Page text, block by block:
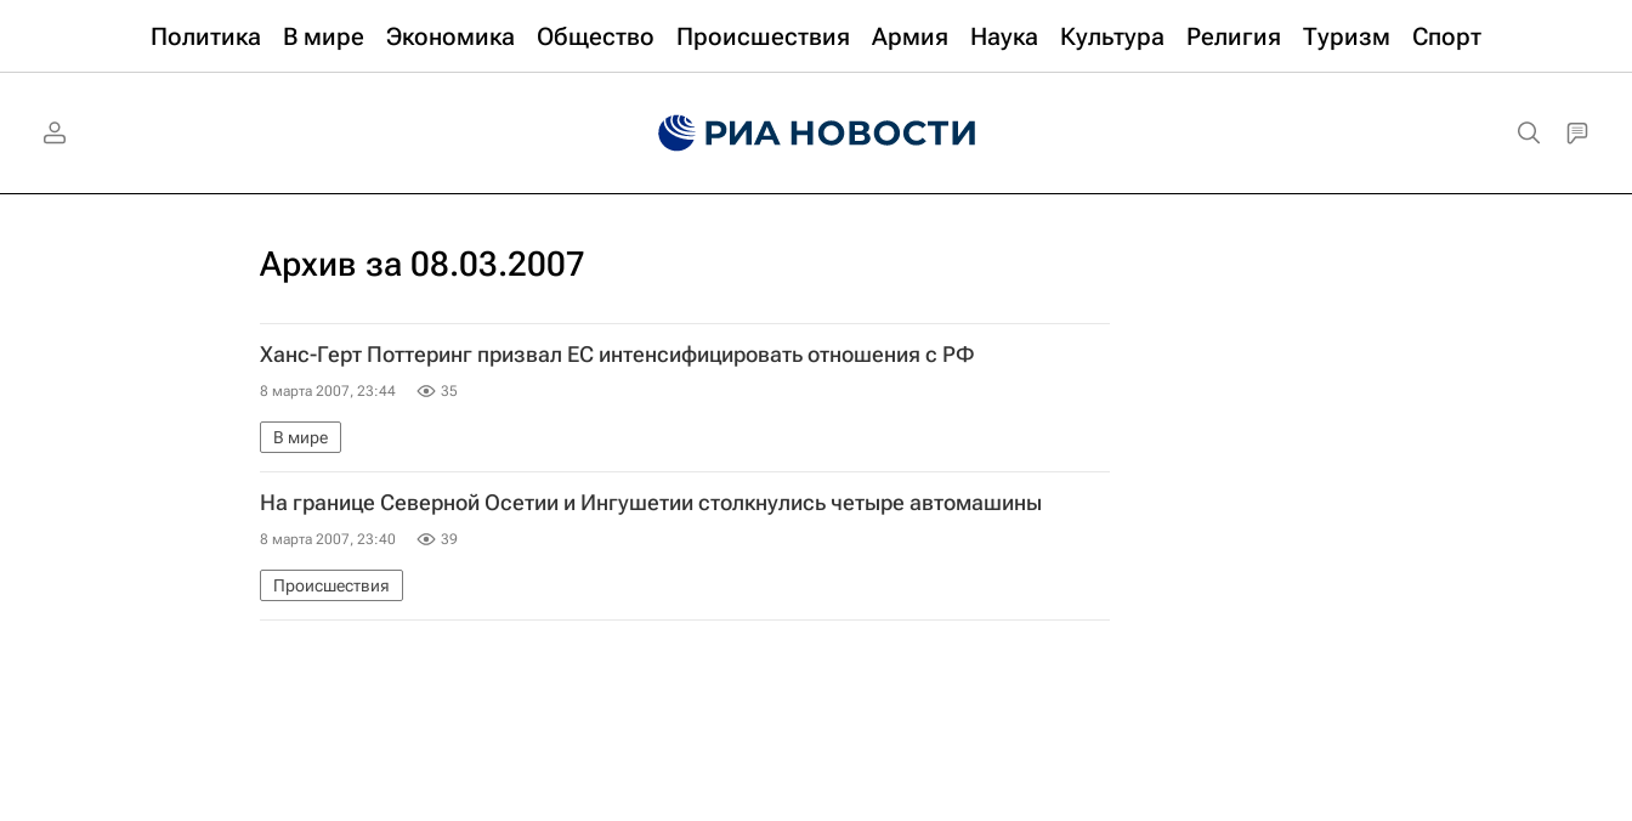
Политика В мире Экономика Общество Происшествия Армия Наука Культура Религия Туризм Спорт
Архив за 08.03.2007
Ханс-Герт Поттеринг призвал ЕС интенсифицировать отношения с РФ
8 марта 2007, 23:44 35
В мире
На границе Северной Осетии и Ингушетии столкнулись четыре автомашины
8 марта 2007, 23:40 39
Происшествия